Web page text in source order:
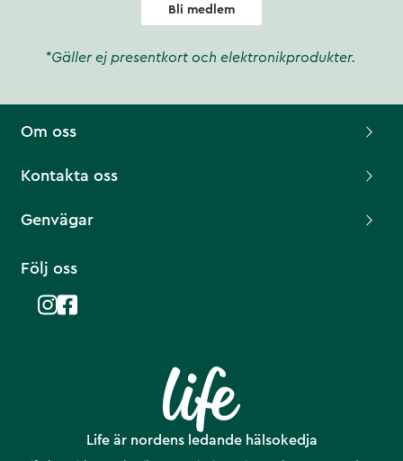
Bli medlem
*Gäller ej presentkort och elektronikprodukter.
Life är nordens ledande hälsokedja
Om oss
Kontakta oss
Genvägar
Följ oss